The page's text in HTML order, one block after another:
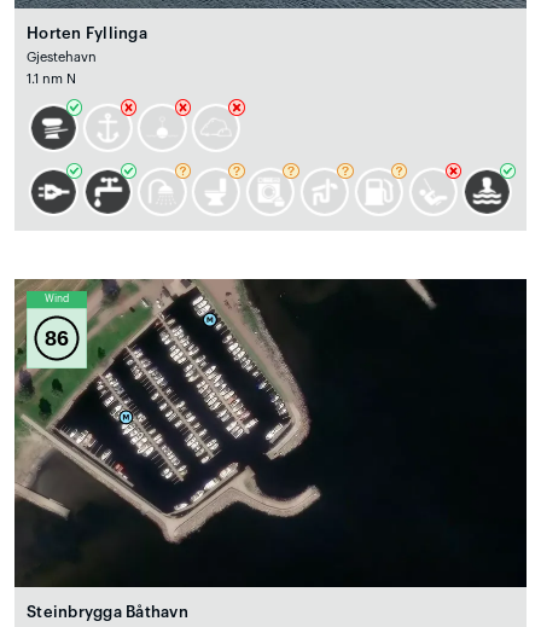
Horten Fyllinga
Gjestehavn
1.1 nm N
Wind
86
Steinbrygga Båthavn